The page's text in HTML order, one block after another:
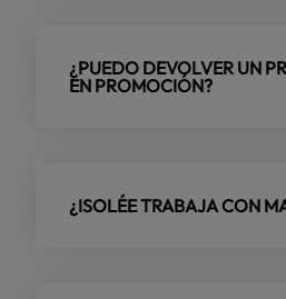
¿PUEDO DEVOLVER UN
EN PROMOCIÓN?
¿ISOLÉE TRABAJA CON